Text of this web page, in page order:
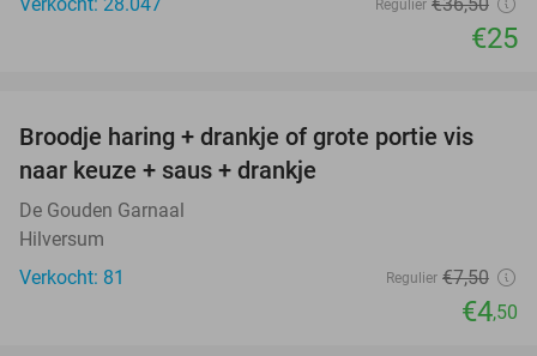
Regulier
€25
40%
Broodje haring + drankje of grote portie vis
naar keuze + saus + drankje
De Gouden Garnaal
Hilversum
Verkocht: 81
Regulier €7,50
€4,50